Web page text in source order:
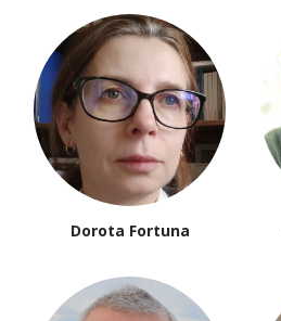
Dorota Fortuna